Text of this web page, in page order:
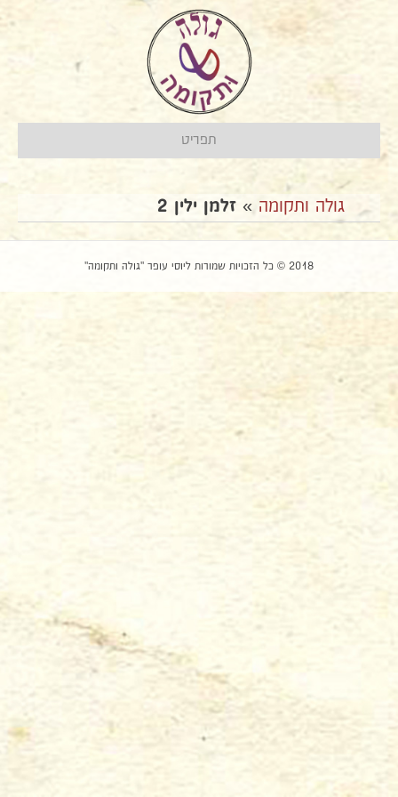
תפריט
גולה ותקומה » זלמן ילין 2
2018 © כל הזכויות שמורות ליוסי עופר "גולה ותקומה"